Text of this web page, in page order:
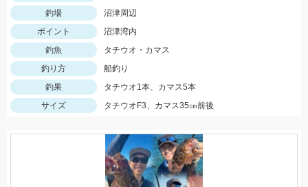
釣場
沼津周辺
ポイント
沼津湾内
釣魚
タチウオ・カマス
釣り方
船釣り
釣果
タチウオ1本、カマス5本
サイズ
タチウオF3、カマス35㎝前後